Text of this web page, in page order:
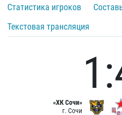
Статистика игроков
Текстовая трансляция
«ХК Сочи»
г. Сочи